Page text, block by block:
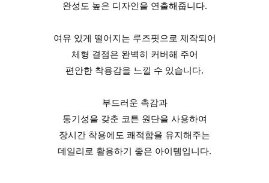
완성도 높은 디자인을 연출해줍니다.
여유 있게 떨어지는 루즈핏으로 제작되어
체형 결점은 완벽히 커버해 주어
편안한 착용감을 느낄 수 있습니다.
부드러운 촉감과
통기성을 갖춘 코튼 원단을 사용하여
장시간 착용에도 쾌적함을 유지해주는